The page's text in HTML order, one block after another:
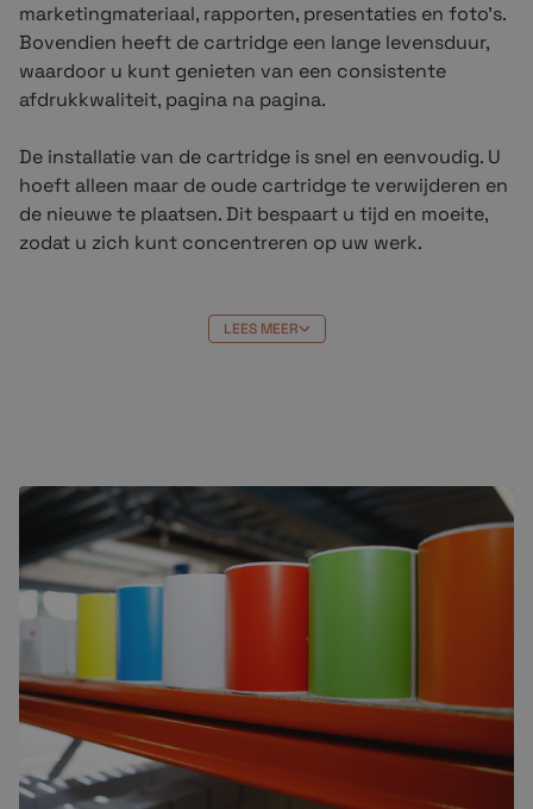
marketingmateriaal, rapporten, presentaties en foto's.
Bovendien heeft de cartridge een lange levensduur,
waardoor u kunt genieten van een consistente
afdrukkwaliteit, pagina na pagina.
De installatie van de cartridge is snel en eenvoudig. U
hoeft alleen maar de oude cartridge te verwijderen en
de nieuwe te plaatsen. Dit bespaart u tijd en moeite,
zodat u zich kunt concentreren op uw werk.
hoogwaardige cartridge die u tijd en geld bespaart, is
Bestellen bij Crazylabels
HP920 XLM cartridgebestellen bij Crazylabels heeft
veel voordelen. Je profiteert van de beste prijs en:
Uitmuntende klantenservice (klanten
beoordelen ons met een 9,7)
Gratis op rekening bestellen
LEES MEER